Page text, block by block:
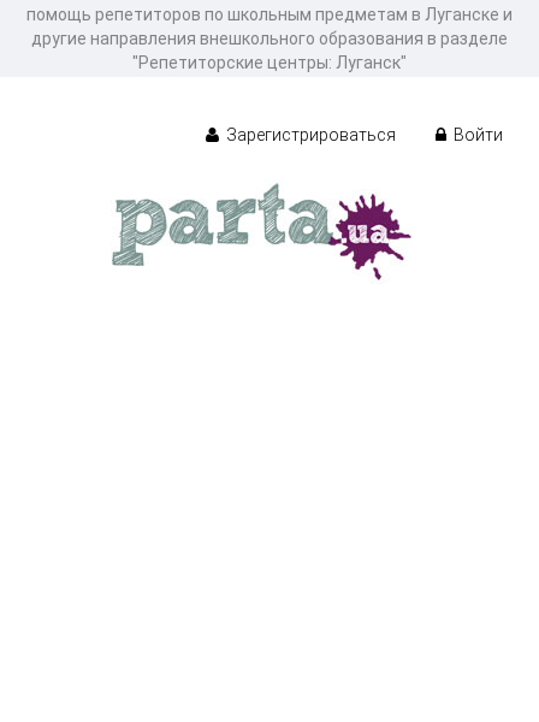
помощь репетиторов по школьным предметам в Луганске и
другие направления внешкольного образования в разделе
"Репетиторские центры: Луганск"
Зарегистрироваться Войти